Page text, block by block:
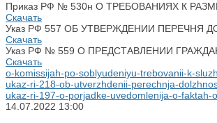
Приказ РФ № 530н О ТРЕБОВАНИЯХ К
Скачать
Указ РФ 557 ОБ УТВЕРЖДЕНИИ ПЕРЕЧНЯ
Скачать
Указ РФ № 559 О ПРЕДСТАВЛЕНИИ
Скачать
o-komissijah-po-soblyudeniyu-trebovanii-k-
ukaz-ri-218-ob-utverzhdenii-perechnja-
ukaz-ri-197-o-porjadke-uvedomlenija-o-
14.07.2022 13:00